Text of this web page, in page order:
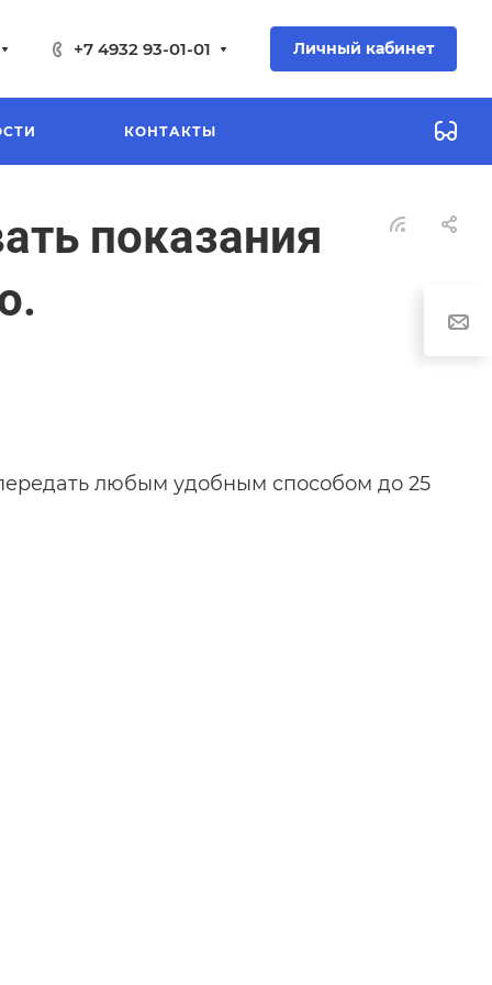
+7 4932 93-01-01 Личный кабинет
КОНТАКТЫ
показания
любым удобным способом до 25